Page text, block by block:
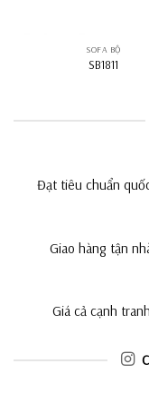
SOFA BỘ
SB1811
Đạt tiêu chuẩn
Giao hàng tận
Giá cả cạnh tranh